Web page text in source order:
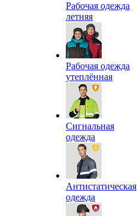
Рабочая одежда
летняя
Рабочая одежда
утеплённая
Сигнальная
одежда
Антистатическая
одежда